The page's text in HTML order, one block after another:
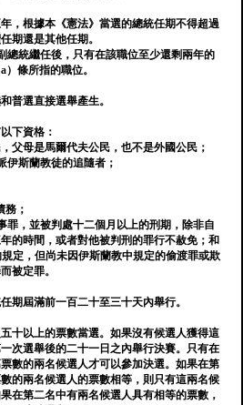
，根據本《憲法》當選的總統任期不得超過
期還是其他任期。
總統繼任後，只有在該職位至少還剩兩年的
條所指的職位。
普選直接選舉產生。
下資格：
父母是馬爾代夫公民，也不是外國公民；
伊斯蘭教徒的追隨者；
務；
罪，並被判處十二個月以上的刑期，除非自
的時間，或者對他被判刑的罪行不赦免；和
定，但尚未因伊斯蘭教中規定的偷渡罪或欺
被定罪。
期屆滿前一百二十至三十天內舉行。
十以上的票數當選。如果沒有候選人獲得這
次選舉後的二十一日之內舉行決賽。只有在
數的兩名候選人才可以參加決選。如果在第
的兩名候選人的票數相等，則只有這兩名候
在第二名中有兩名候選人具有相等的票數，